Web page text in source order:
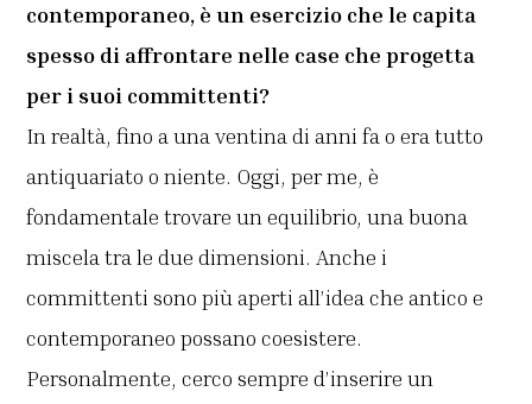
contemporaneo, è un esercizio che le capita
spesso di affrontare nelle case che progetta
per i suoi committenti?
In realtà, fino a una ventina di anni fa o era tutto
antiquariato o niente. Oggi, per me, è
fondamentale trovare un equilibrio, una buona
miscela tra le due dimensioni. Anche i
committenti sono più aperti all’idea che antico e
contemporaneo possano coesistere.
Personalmente, cerco sempre d’inserire un